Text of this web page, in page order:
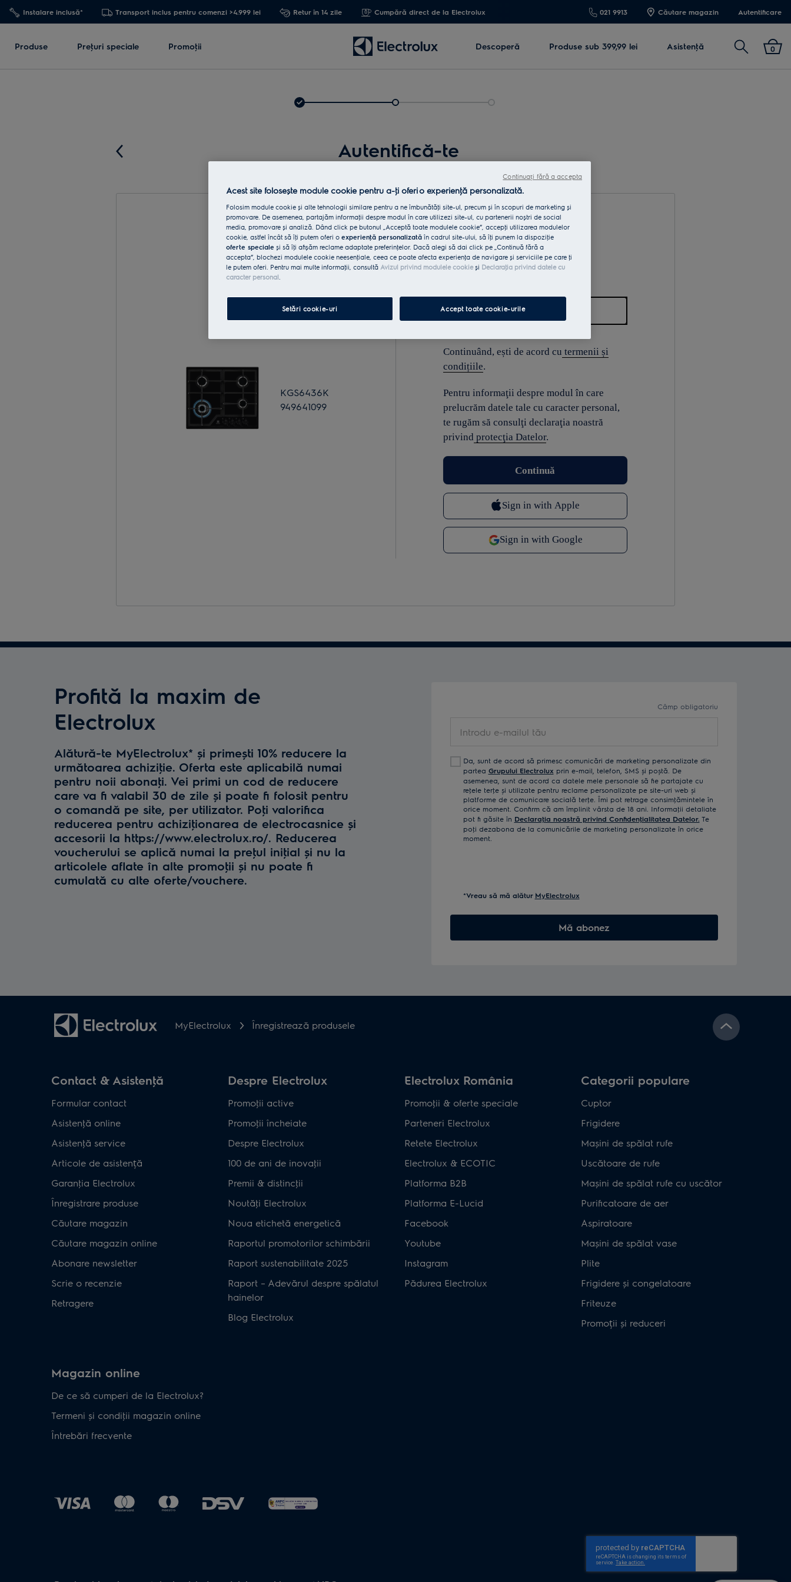
Instalare inclusă* Transport inclus pentru comenzi >4.999 lei Retur în 14 zile Cumpără direct de la Electrolux 021 9913 Căutare magazin Autentificare
Produse Preţuri speciale Promoţii Descoperă Produse sub 399,99 lei Asistenţă Cautare 0
Autentifică-te
KGS6436K
949641099
Introdu e-mail
Continuând, ești de acord cu termenii și
condițiile.
Pentru informaţii despre modul în care
prelucrăm datele tale cu caracter personal,
te rugăm să consulţi declaraţia noastră
privind protecţia Datelor.
Profită la maxim de
Electrolux
Alătură-te MyElectrolux* și primești 10% reducere la
următoarea achiziţie. Oferta este aplicabilă numai
pentru noii abonaţi. Vei primi un cod de reducere
care va fi valabil 30 de zile și poate fi folosit pentru
o comandă pe site, per utilizator. Poţi valorifica
reducerea pentru achiziţionarea de electrocasnice și
accesorii la https://www.electrolux.ro/. Reducerea
voucherului se aplică numai la preţul iniţial și nu la
articolele aflate în alte promoţii și nu poate fi
cumulată cu alte oferte/vouchere.
Câmp obligatoriu
Da, sunt de acord să primesc comunicări de marketing personalizate din
partea Grupului Electrolux prin e-mail, telefon, SMS și poștă. De
asemenea, sunt de acord ca datele mele personale să fie partajate cu
reţele terţe și utilizate pentru reclame personalizate pe site-uri web și
platforme de comunicare socială terţe. Îmi pot retrage consimţămintele în
orice moment. Confirm că am împlinit vârsta de 18 ani. Informaţii detaliate
pot fi găsite în Declaraţia noastră privind Confidenţialitatea Datelor. Te
poţi dezabona de la comunicările de marketing personalizate în orice
moment.
*Vreau să mă alătur MyElectrolux
Mă abonez
MyElectrolux Înregistrează produsele
Contact & Asistenţă
Formular contact
Asistenţă online
Asistenţă service
Articole de asistență
Garanţia Electrolux
Înregistrare produse
Căutare magazin
Căutare magazin online
Abonare newsletter
Scrie o recenzie
Retragere
Despre Electrolux
Promoţii active
Promoţii încheiate
Despre Electrolux
100 de ani de inovaţii
Premii & distincţii
Noutăţi Electrolux
Noua etichetă energetică
Raportul promotorilor schimbării
Raport sustenabilitate 2025
Raport – Adevărul despre spălatul
hainelor
Blog Electrolux
Electrolux România
Promoţii & oferte speciale
Parteneri Electrolux
Retete Electrolux
Electrolux & ECOTIC
Platforma B2B
Platforma E-Lucid
Facebook
Youtube
Instagram
Pădurea Electrolux
Categorii populare
Cuptor
Frigidere
Mașini de spălat rufe
Uscătoare de rufe
Mașini de spălat rufe cu uscător
Purificatoare de aer
Aspiratoare
Mașini de spălat vase
Plite
Frigidere și congelatoare
Friteuze
Promoții și reduceri
Magazin online
De ce să cumperi de la Electrolux?
Termeni și condiţii magazin online
Întrebări frecvente
Acest site folosește module cookie pentru a-ţi oferi o experienţă personalizată.
Folosim module cookie și alte tehnologii similare pentru a ne îmbunătăţi site-ul, precum și în scopuri de marketing și
promovare. De asemenea, partajăm informaţii despre modul în care utilizezi site-ul, cu partenerii noștri de social
media, promovare și analiză. Dând click pe butonul „Acceptă toate modulele cookie”, accepţi utilizarea modulelor
cookie, astfel încât să îţi putem oferi o experienţă personalizată în cadrul site-ului, să îţi punem la dispoziţie
oferte speciale și să îţi afișăm reclame adaptate preferinţelor. Dacă alegi să dai click pe „Continuă fără a
accepta”, blochezi modulele cookie neesenţiale, ceea ce poate afecta experienţa de navigare și serviciile pe care ţi
le putem oferi. Pentru mai multe informaţii, consultă Avizul privind modulele cookieși Declaraţia privind datele cu
caracter personal.
Setări cookie-uri Accept toate cookie-urile
Continuați fără a accepta